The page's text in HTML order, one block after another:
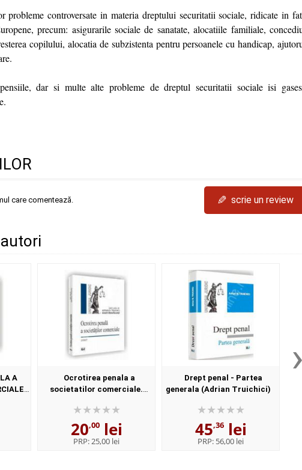
probleme controversate in materia dreptului securitatii sociale, ridicate in
precum: asigurarile sociale de sanatate, alocatiile familiale,
copilului, alocatia de subzistenta pentru persoanele cu handicap,
dar si multe alte probleme de dreptul securitatii sociale isi
care comentează. ✎ scrie un review
A
-
Ocrotirea penala a
societatilor comerciale.
20,00lei
PRP:25,00 lei
Drept penal - Partea
generala (Adrian Truichici)
45,36lei
PRP: 56,00 lei
›